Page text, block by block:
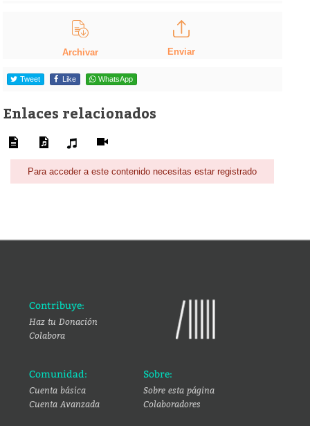
Archivar Enviar
Tweet Like WhatsApp
Enlaces relacionados
Para acceder a este contenido necesitas estar registrado
Contribuye:
Haz tu Donación
Colabora
Comunidad:
Cuenta básica
Cuenta Avanzada
Sobre:
Sobre esta página
Colaboradores